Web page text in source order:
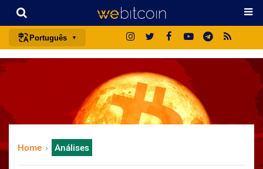
Português
deutsch
Home Análises